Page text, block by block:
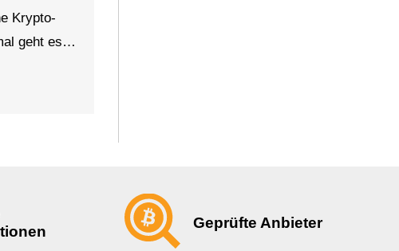
Krypto-
geht es…
Geprüfte Anbieter